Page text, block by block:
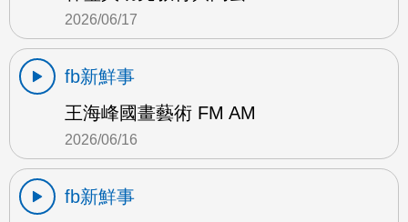
2026/06/17
fb新鮮事
王海峰國畫藝術 FM AM
2026/06/16
fb新鮮事